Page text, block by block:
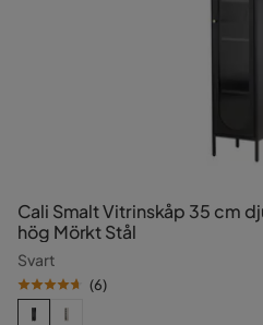
Cali Smalt Vitrinskåp 35 cm
hög Mörkt Stål
Svart
(6)